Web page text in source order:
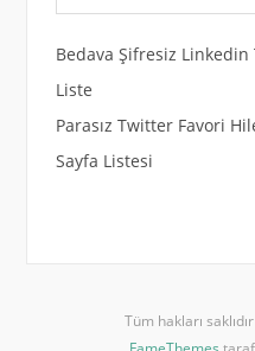
Bedava Şifresiz Linkedin
Liste
Parasız Twitter Favori
Sayfa Listesi
Tüm hakları